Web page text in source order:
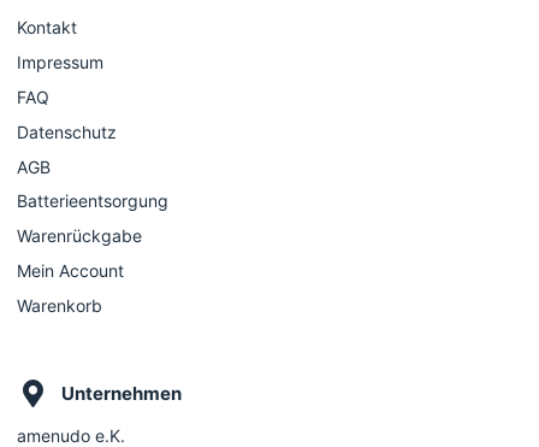
Kontakt
Impressum
FAQ
Datenschutz
AGB
Batterieentsorgung
Warenrückgabe
Mein Account
Warenkorb
Unternehmen
amenudo e.K.